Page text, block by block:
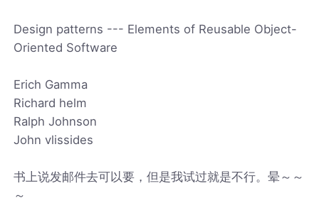
Design patterns --- Elements of Reusable Object-
Oriented Software
Erich Gamma
Richard helm
Ralph Johnson
John vlissides
书上说发邮件去可以要，但是我试过就是不行。晕～～
～